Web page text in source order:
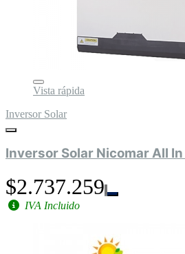
Vista rápida
Inversor Solar
Inversor Solar Nicomar All
$2.737.259
IVA Incluido